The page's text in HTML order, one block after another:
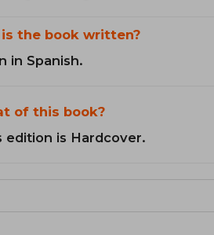
the book written?
in Spanish.
of this book?
edition is Hardcover.